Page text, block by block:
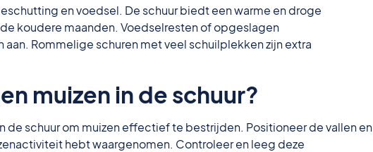
en voedsel. De schuur biedt een warme en droge
koudere maanden. Voedselresten of opgeslagen
Rommelige schuren met veel schuilplekken zijn extra
muizen in de schuur?
de schuur om muizen effectief te bestrijden. Positioneer de vallen en
hebt waargenomen. Controleer en leeg deze